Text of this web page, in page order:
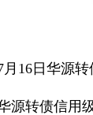
16日华源转
源转债信用